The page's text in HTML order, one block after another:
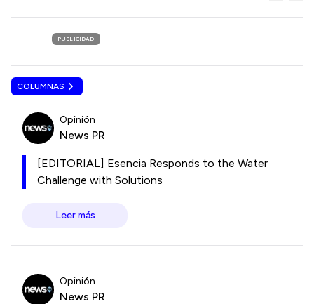
PUBLICIDAD
COLUMNAS
Opinión
News PR
[EDITORIAL] Esencia Responds to the Water
Challenge with Solutions
Leer más
Opinión
News PR